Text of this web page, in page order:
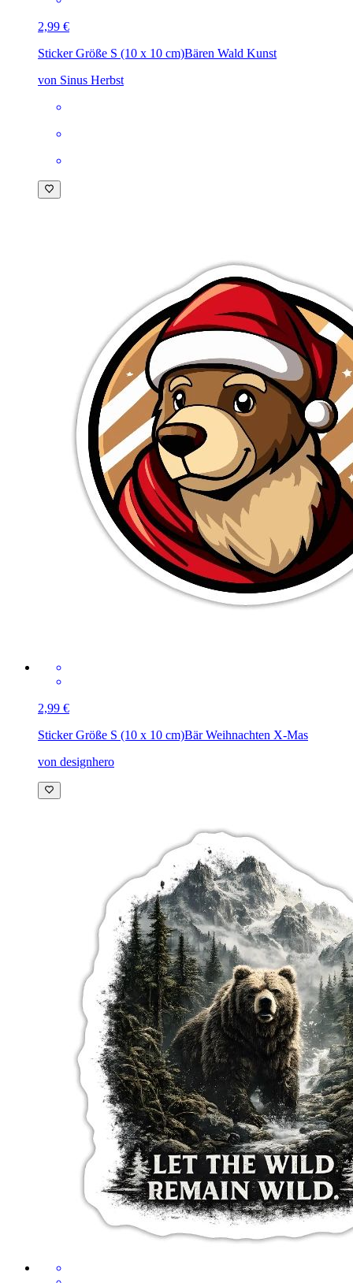
2,99 €
Sticker Größe S (10 x 10 cm)Bären Wald Kunst
von Sinus Herbst
2,99 €
Sticker Größe S (10 x 10 cm)Bär Weihnachten X-Mas
von designhero